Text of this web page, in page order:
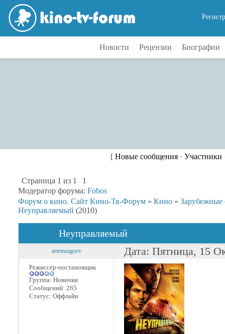
Новости Рецензии Биографии
[ Новые сообщения· Участники
Страница 1 из 1
1
Модератор форума: Fobos
Форум о кино. Сайт Кино-Тв-Форум » Кино »
Неуправляемый (2010)
Неуправляемый
artemzagoev Дата: Пятница, 15
Режиссёр-постановщик
Группа: Новички
Сообщений: 265
Статус: Оффлайн